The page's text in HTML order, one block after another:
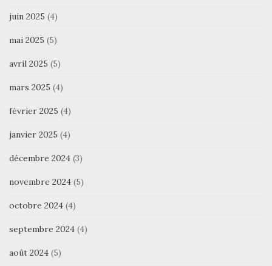
juin 2025 (4)
mai 2025 (5)
avril 2025 (5)
mars 2025 (4)
février 2025 (4)
janvier 2025 (4)
décembre 2024 (3)
novembre 2024 (5)
octobre 2024 (4)
septembre 2024 (4)
août 2024 (5)